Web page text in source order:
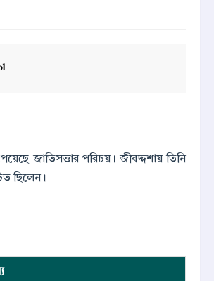
জাতিসত্তার পরিচয়। জীবদ্দশায় তিনি
ছিলেন।